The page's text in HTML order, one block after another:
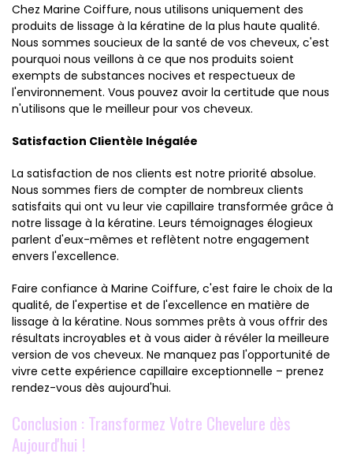
Chez Marine Coiffure, nous utilisons uniquement des
produits de lissage à la kératine de la plus haute qualité.
Nous sommes soucieux de la santé de vos cheveux, c'est
pourquoi nous veillons à ce que nos produits soient
exempts de substances nocives et respectueux de
l'environnement. Vous pouvez avoir la certitude que nous
n'utilisons que le meilleur pour vos cheveux.
Satisfaction Clientèle Inégalée
La satisfaction de nos clients est notre priorité absolue.
Nous sommes fiers de compter de nombreux clients
satisfaits qui ont vu leur vie capillaire transformée grâce à
notre lissage à la kératine. Leurs témoignages élogieux
parlent d'eux-mêmes et reflètent notre engagement
envers l'excellence.
Faire confiance à Marine Coiffure, c'est faire le choix de la
qualité, de l'expertise et de l'excellence en matière de
lissage à la kératine. Nous sommes prêts à vous offrir des
résultats incroyables et à vous aider à révéler la meilleure
version de vos cheveux. Ne manquez pas l'opportunité de
vivre cette expérience capillaire exceptionnelle – prenez
rendez-vous dès aujourd'hui.
Conclusion : Transformez Votre Chevelure dès
Aujourd'hui !